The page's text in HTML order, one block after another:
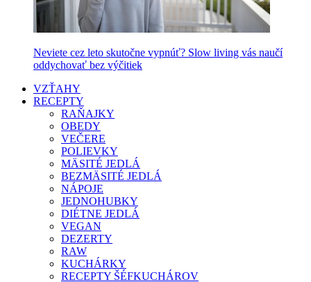
Neviete cez leto skutočne vypnúť? Slow living vás naučí
oddychovať bez výčitiek
VZŤAHY
RECEPTY
RAŇAJKY
OBEDY
VEČERE
POLIEVKY
MÄSITÉ JEDLÁ
BEZMÄSITÉ JEDLÁ
NÁPOJE
JEDNOHUBKY
DIÉTNE JEDLÁ
VEGAN
DEZERTY
RAW
KUCHÁRKY
RECEPTY ŠÉFKUCHÁROV